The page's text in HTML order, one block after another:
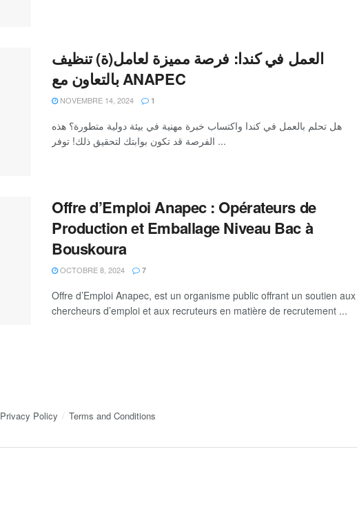
العمل في كندا: فرصة مميزة لعامل(ة) تنظيف
بالتعاون مع ANAPEC
NOVEMBRE 14, 2024 1
هل تحلم بالعمل في كندا واكتساب خبرة مهنية في بيئة دولية متطورة؟ هذه
الفرصة قد تكون بوابتك لتحقيق ذلك! توفر ...
Offre d’Emploi Anapec : Opérateurs de
Production et Emballage Niveau Bac à
Bouskoura
OCTOBRE 8, 2024 7
Offre d’Emploi Anapec, est un organisme public offrant un soutien aux
chercheurs d’emploi et aux recruteurs en matière de recrutement ...
Privacy Policy Terms and Conditions